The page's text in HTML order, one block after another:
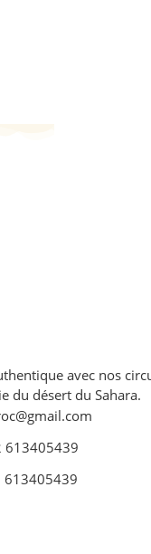
avec nos
du désert du Sahara.
613405439
613405439